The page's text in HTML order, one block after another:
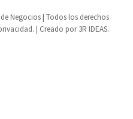
Negocios | Todos los derechos
| Creado por 3R IDEAS.